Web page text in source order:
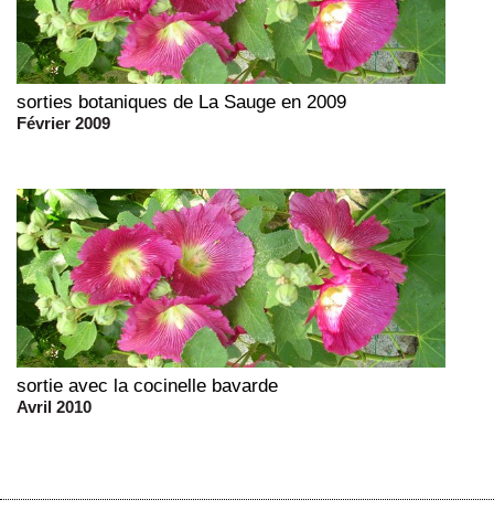
sorties botaniques de La Sauge en 2009
Février 2009
sortie avec la cocinelle bavarde
Avril 2010